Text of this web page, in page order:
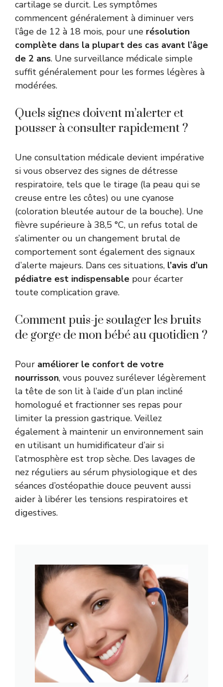
cartilage se durcit. Les symptômes
commencent généralement à diminuer vers
l’âge de 12 à 18 mois, pour une résolution
complète dans la plupart des cas avant l’âge
de 2 ans. Une surveillance médicale simple
suffit généralement pour les formes légères à
modérées.
Quels signes doivent m’alerter et
pousser à consulter rapidement ?
Une consultation médicale devient impérative
si vous observez des signes de détresse
respiratoire, tels que le tirage (la peau qui se
creuse entre les côtes) ou une cyanose
(coloration bleutée autour de la bouche). Une
fièvre supérieure à 38,5 °C, un refus total de
s’alimenter ou un changement brutal de
comportement sont également des signaux
d’alerte majeurs. Dans ces situations, l’avis d’un
pédiatre est indispensable pour écarter
toute complication grave.
Comment puis-je soulager les bruits
de gorge de mon bébé au quotidien ?
Pour améliorer le confort de votre
nourrisson, vous pouvez surélever légèrement
la tête de son lit à l’aide d’un plan incliné
homologué et fractionner ses repas pour
limiter la pression gastrique. Veillez
également à maintenir un environnement sain
en utilisant un humidificateur d’air si
l’atmosphère est trop sèche. Des lavages de
nez réguliers au sérum physiologique et des
séances d’ostéopathie douce peuvent aussi
aider à libérer les tensions respiratoires et
digestives.